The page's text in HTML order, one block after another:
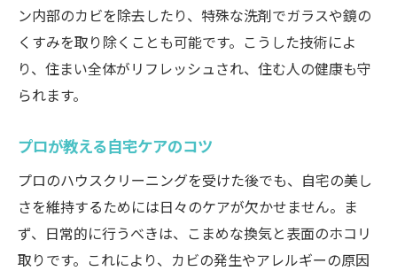
ン内部のカビを除去したり、特殊な洗剤でガラスや鏡の
くすみを取り除くことも可能です。こうした技術によ
り、住まい全体がリフレッシュされ、住む人の健康も守
られます。
プロが教える自宅ケアのコツ
プロのハウスクリーニングを受けた後でも、自宅の美し
さを維持するためには日々のケアが欠かせません。ま
ず、日常的に行うべきは、こまめな換気と表面のホコリ
取りです。これにより、カビの発生やアレルギーの原因